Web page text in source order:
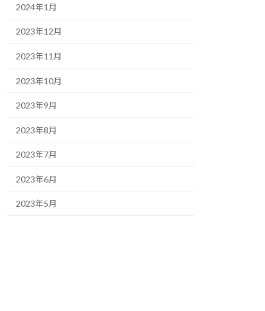
2024年1月
2023年12月
2023年11月
2023年10月
2023年9月
2023年8月
2023年7月
2023年6月
2023年5月